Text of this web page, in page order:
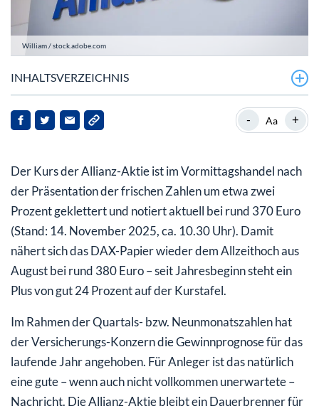
William / stock.adobe.com
INHALTSVERZEICHNIS
Allianz mit deutlich mehr Gewinn in 2025
- Aa +
Der Kurs der Allianz-Aktie ist im Vormittagshandel nach
der Präsentation der frischen Zahlen um etwa zwei
Prozent geklettert und notiert aktuell bei rund 370 Euro
(Stand: 14. November 2025, ca. 10.30 Uhr). Damit
nähert sich das DAX-Papier wieder dem Allzeithoch aus
August bei rund 380 Euro – seit Jahresbeginn steht ein
Plus von gut 24 Prozent auf der Kurstafel.
Im Rahmen der Quartals- bzw. Neunmonatszahlen hat
der Versicherungs-Konzern die Gewinnprognose für das
laufende Jahr angehoben. Für Anleger ist das natürlich
eine gute – wenn auch nicht vollkommen unerwartete –
Nachricht. Die Allianz-Aktie bleibt ein Dauerbrenner für